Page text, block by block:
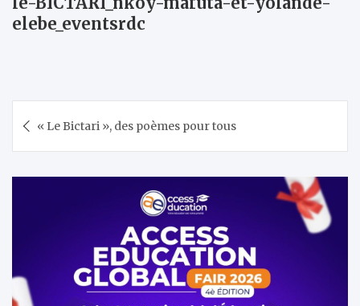
elebe_eventsrdc
de « Le Bictari », des poèmes pour tous